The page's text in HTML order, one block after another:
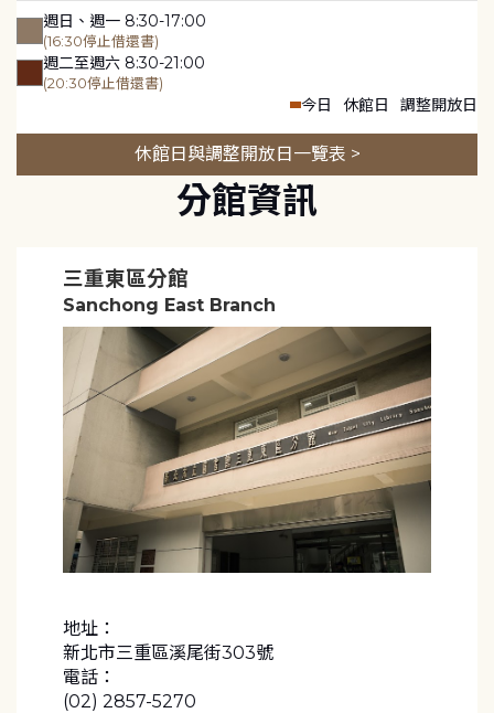
週日、週一 8:30-17:00
(16:30停止借還書)
週二至週六 8:30-21:00
(20:30停止借還書)
今日 休館日 調整開放日
休館日與調整開放日一覽表 >
分館資訊
三重東區分館
Sanchong East Branch
地址：
新北市三重區溪尾街303號
電話：
(02) 2857-5270